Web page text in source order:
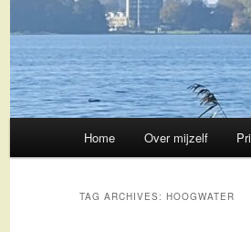
Skip
Skip
Home Over mijzelf
TAG ARCHIVES: HOOGWATER